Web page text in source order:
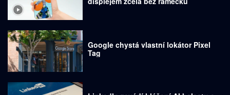
Google chystá vlastní lokátor Pixel
Tag